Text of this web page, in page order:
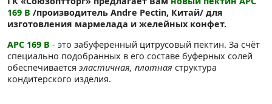
169 В /производитель Andre Pectin, Китай/ для
изготовления мармелада и желейных конфет.
АРС 169 В - это забуференный цитрусовый пектин. За счёт
специально подобранных в его составе буферных солей
обеспечивается эластичная, плотная структура
кондитерского изделия.